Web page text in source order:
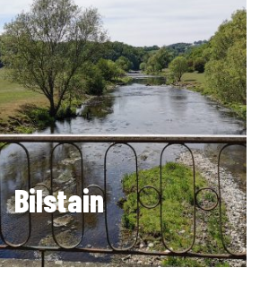
Bilstain